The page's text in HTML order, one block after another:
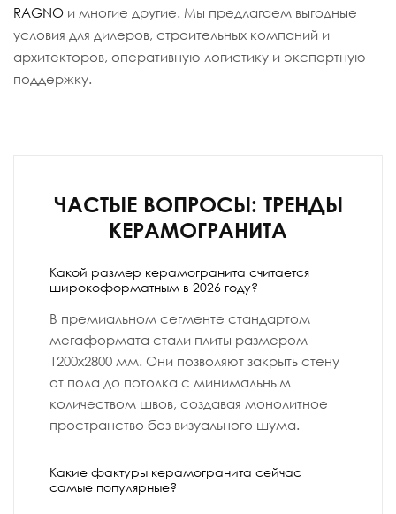
RAGNO и многие другие. Мы предлагаем выгодные
условия для дилеров, строительных компаний и
архитекторов, оперативную логистику и экспертную
поддержку.
ЧАСТЫЕ ВОПРОСЫ: ТРЕНДЫ
КЕРАМОГРАНИТА
Какой размер керамогранита считается
широкоформатным в 2026 году?
В премиальном сегменте стандартом
мегаформата стали плиты размером
1200х2800 мм. Они позволяют закрыть стену
от пола до потолка с минимальным
количеством швов, создавая монолитное
пространство без визуального шума.
Какие фактуры керамогранита сейчас
самые популярные?